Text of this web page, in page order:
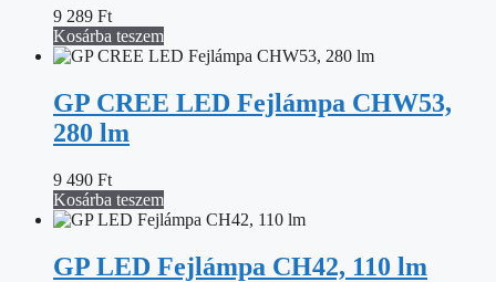
9 289 Ft
Kosárba teszem
GP CREE LED Fejlámpa CHW53,
280 lm
9 490 Ft
Kosárba teszem
GP LED Fejlámpa CH42, 110 lm